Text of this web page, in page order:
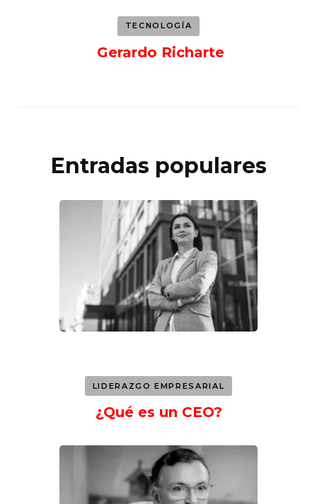
TECNOLOGÍA
Gerardo Richarte
Entradas populares
LIDERAZGO EMPRESARIAL
¿Qué es un CEO?